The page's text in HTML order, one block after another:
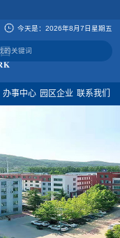
今天是： 2026年8月7日星期五
办事中心 园区企业 联系我们